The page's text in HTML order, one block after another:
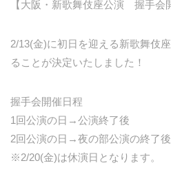
【大阪・新歌舞伎座公演 握手会
2/13(金)に初日を迎える新歌舞伎
ることが決定いたしました！
握手会開催日程
1回公演の日→公演終了後
2回公演の日→夜の部公演の終了後
※2/20(金)は休演日となります。